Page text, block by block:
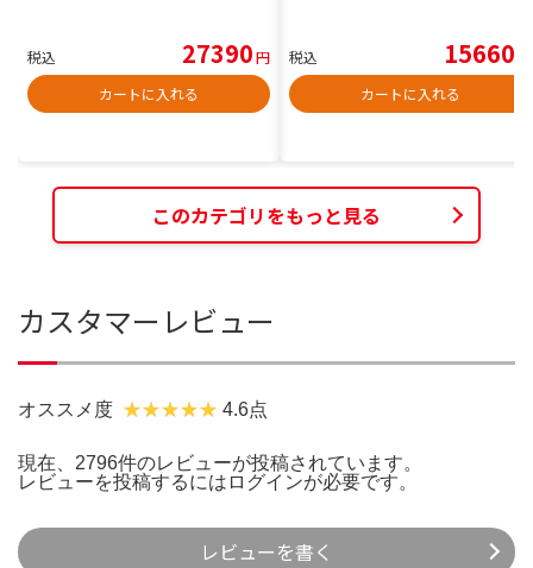
税込 27390円
カートに入れる
税込 15660
カートに入れる
このカテゴリをもっと見る
カスタマーレビュー
オススメ度 4.6点
現在、2796件のレビューが投稿されています。
レビューを投稿するには ログインが必要です。
レビューを書く